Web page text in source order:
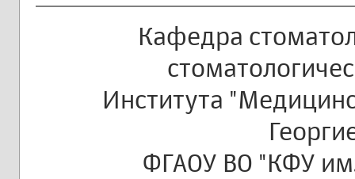
Кафедра
Института
ФГАОУ ВО "КФУ